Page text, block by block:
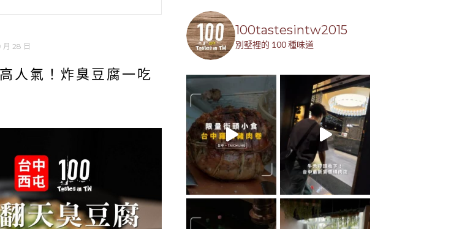
月 28 日
人氣！炸臭豆腐一吃
100tastesintw2015
別墅裡的 100 種味道